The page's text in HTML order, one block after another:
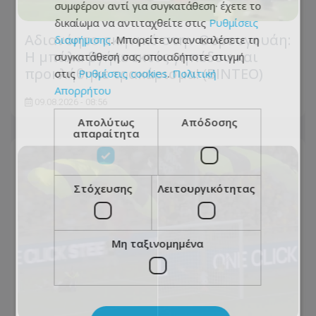
Αδιανόητο σκηνικό στην Ουρουγουάη:
Η μπάλα βγήκε εκτός γηπέδου και
προκλήθηκε τρακάρισμα! (BINTEO)
συμφέρον αντί για συγκατάθεση· έχετε το
δικαίωμα να αντιταχθείτε στις Ρυθμίσεις
διαφήμισης. Μπορείτε να ανακαλέσετε τη
συγκατάθεσή σας οποιαδήποτε στιγμή
στις Ρυθμίσεις cookies. Πολιτική
Απορρήτου
Απολύτως
απαραίτητα
Απόδοσης
Στόχευσης Λειτουργικότητας
Μη ταξινομημένα